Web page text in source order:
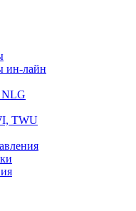
ин-лайн
NLG
TWU